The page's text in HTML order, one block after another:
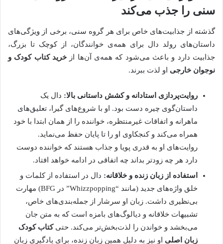
سنی را جذب می‌کند
گذشته از جذابیت‌های خاص برای هر گروه سنی، برخی از ویژگی‌های
داستان‌های رولد دال برای همه‌ی خوانندگان، از کوچک تا بزرگ،
جذابیت دارد و باعث می‌شود که همه‌ی آن‌ها از خرید کتاب کودک و
نوجوان خارجی او لذت ببرند.
روایت‌پردازی استادانه و کشش داستانی بالا: دال یک
داستان‌گوی چیره دست بود. او با شروع‌های گیرا، تعلیق‌های
ماهرانه و اتفاقات غیرمنتظره، خواننده را از همان ابتدا با خود
همراه می‌کند و کنجکاوی او را تا پایان حفظ می‌نماید.
روایت‌های او به قدری پویا و جذاب هستند که خواننده دوست
دارد هر چه زودتر بداند چه اتفاقی در ادامه خواهد افتاد.
استفاده از زبان زنده و خلاقانه: دال در استفاده از کلمات و
خلق واژه‌های جدید (مانند “Whizzpopping” در BFG) مهارت
بی‌نظیری داشت. زبان او سرشار از جمله‌بندی‌های خاص،
تشبیهات خلاقانه و دیالوگ‌های بامزه است که به متن جان
می‌بخشد و خواندن را لذت‌بخش‌تر می‌کند. حتیکتاب کودک
زبان اصلی او نیز به دلیل همین زبان زنده، برای یادگیری زبان